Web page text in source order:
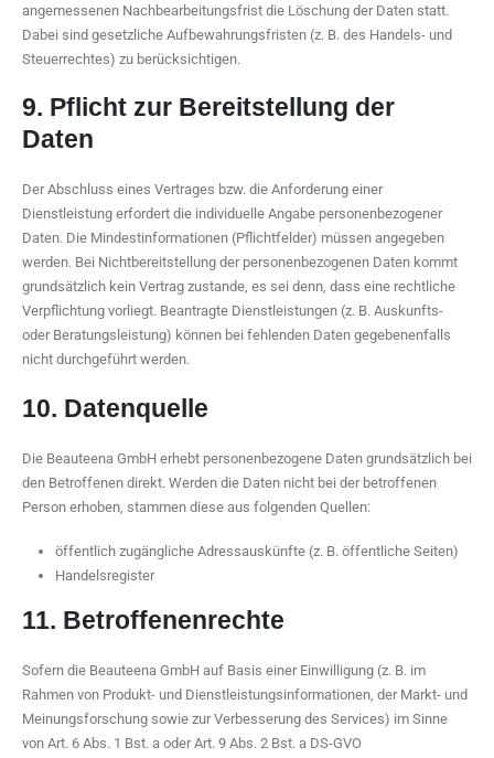
angemessenen Nachbearbeitungsfrist die Löschung der Daten statt.
Dabei sind gesetzliche Aufbewahrungsfristen (z. B. des Handels- und
Steuerrechtes) zu berücksichtigen.
9. Pflicht zur Bereitstellung der
Daten
Der Abschluss eines Vertrages bzw. die Anforderung einer
Dienstleistung erfordert die individuelle Angabe personenbezogener
Daten. Die Mindestinformationen (Pflichtfelder) müssen angegeben
werden. Bei Nichtbereitstellung der personenbezogenen Daten kommt
grundsätzlich kein Vertrag zustande, es sei denn, dass eine rechtliche
Verpflichtung vorliegt. Beantragte Dienstleistungen (z. B. Auskunfts-
oder Beratungsleistung) können bei fehlenden Daten gegebenenfalls
nicht durchgeführt werden.
10. Datenquelle
Die Beauteena GmbH erhebt personenbezogene Daten grundsätzlich bei
den Betroffenen direkt. Werden die Daten nicht bei der betroffenen
Person erhoben, stammen diese aus folgenden Quellen:
öffentlich zugängliche Adressauskünfte (z. B. öffentliche Seiten)
Handelsregister
11. Betroffenenrechte
Sofern die Beauteena GmbH auf Basis einer Einwilligung (z. B. im
Rahmen von Produkt- und Dienstleistungsinformationen, der Markt- und
Meinungsforschung sowie zur Verbesserung des Services) im Sinne
von Art. 6 Abs. 1 Bst. a oder Art. 9 Abs. 2 Bst. a DS-GVO